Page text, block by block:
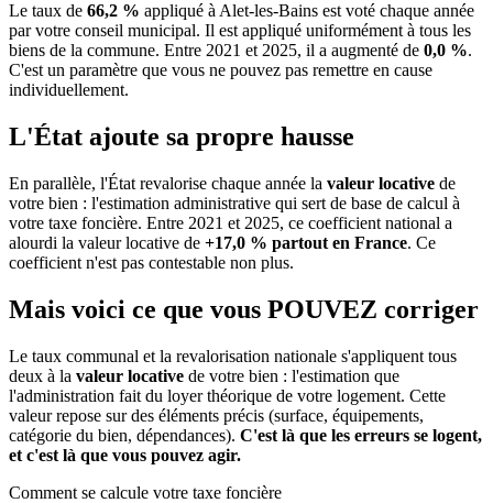
Le taux de 66,2 % appliqué à Alet-les-Bains est voté chaque année
par votre conseil municipal. Il est appliqué uniformément à tous les
biens de la commune. Entre 2021 et 2025, il a augmenté de 0,0 %.
C'est un paramètre que vous ne pouvez pas remettre en cause
individuellement.
L'État ajoute sa propre hausse
En parallèle, l'État revalorise chaque année la valeur locative de
votre bien : l'estimation administrative qui sert de base de calcul à
votre taxe foncière. Entre 2021 et 2025, ce coefficient national a
alourdi la valeur locative de +17,0 % partout en France. Ce
coefficient n'est pas contestable non plus.
Mais voici ce que vous POUVEZ corriger
Le taux communal et la revalorisation nationale s'appliquent tous
deux à la valeur locative de votre bien : l'estimation que
l'administration fait du loyer théorique de votre logement. Cette
valeur repose sur des éléments précis (surface, équipements,
catégorie du bien, dépendances). C'est là que les erreurs se logent,
et c'est là que vous pouvez agir.
Comment se calcule votre taxe foncière